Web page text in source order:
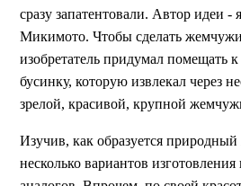
сразу запатентовали. Автор идеи -
Микимото. Чтобы сделать
изобретатель придумал помещать
бусинку, которую извлекал через
зрелой, красивой, крупной
Изучив, как образуется
несколько вариантов